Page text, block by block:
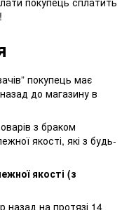
покупець має
до магазину в
з браком
якості, які з будь-
якості (з
назад на протязі 14